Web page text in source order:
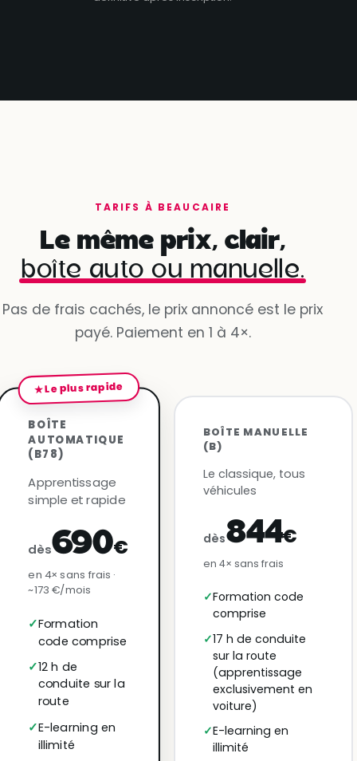
TARIFS À BEAUCAIRE
Le même prix, clair,
boîte auto ou manuelle.
Pas de frais cachés, le prix annoncé est le prix
payé. Paiement en 1 à 4×.
★ Le plus rapide
BOÎTE
AUTOMATIQUE
(B78)
Apprentissage
simple et rapide
dès690€
en 4× sans frais ·
~173 €/mois
Formation
code comprise
12 h de
conduite sur la
route
E-learning en
illimité
BOÎTE MANUELLE
(B)
Le classique, tous
véhicules
dès844€
en 4× sans frais
Formation code
comprise
17 h de conduite
sur la route
(apprentissage
exclusivement en
voiture)
E-learning en
illimité